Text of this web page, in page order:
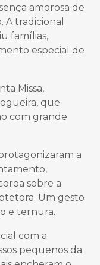
amorosa de
A tradicional
famílias,
especial de
Missa,
que
com grande
a
sobre a
Um gesto
e ternura.
com a
pequenos da